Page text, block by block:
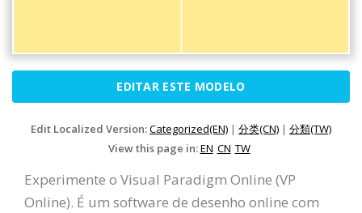
EDITAR ESTE MODELO
Edit Localized Version:Categorized(EN) | 分类(CN) | 分類(TW)
View this page in:EN CN TW
Experimente o Visual Paradigm Online (VP
Online). É um software de desenho online com